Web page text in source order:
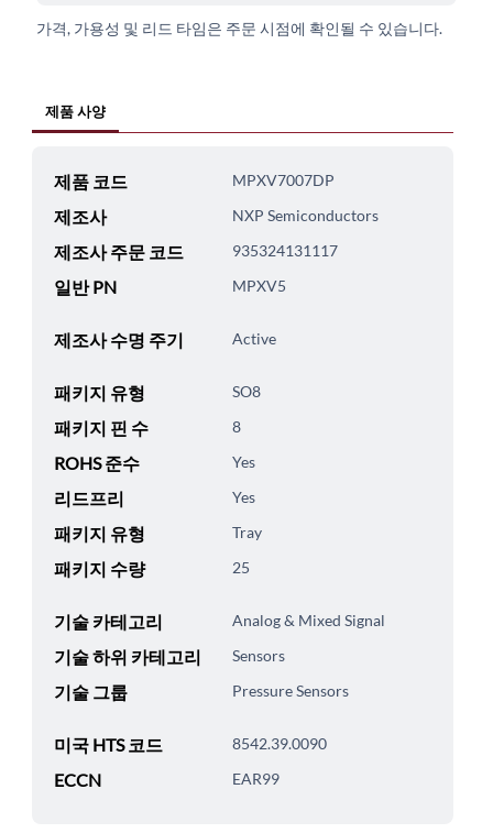
가격, 가용성 및 리드 타임은 주문 시점에 확인될 수 있습니다.
제품 사양
제품 코드 MPXV7007DP
제조사 NXP Semiconductors
제조사 주문 코드 935324131117
일반 PN MPXV5
제조사 수명 주기 Active
패키지 유형 SO8
패키지 핀 수 8
ROHS 준수 Yes
리드프리 Yes
패키지 유형 Tray
패키지 수량 25
기술 카테고리 Analog & Mixed Signal
기술 하위 카테고리 Sensors
기술 그룹 Pressure Sensors
미국 HTS 코드 8542.39.0090
ECCN EAR99